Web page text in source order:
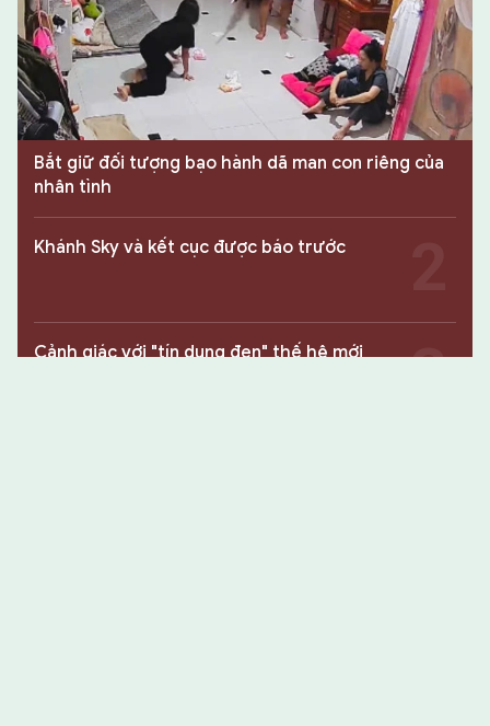
Bắt giữ đối tượng bạo hành dã man con riêng của
nhân tình
Khánh Sky và kết cục được báo trước
Cảnh giác với "tín dụng đen" thế hệ mới